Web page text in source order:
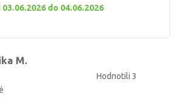
03.06.2026 do 04.06.2026
M.
Hodnotili 3